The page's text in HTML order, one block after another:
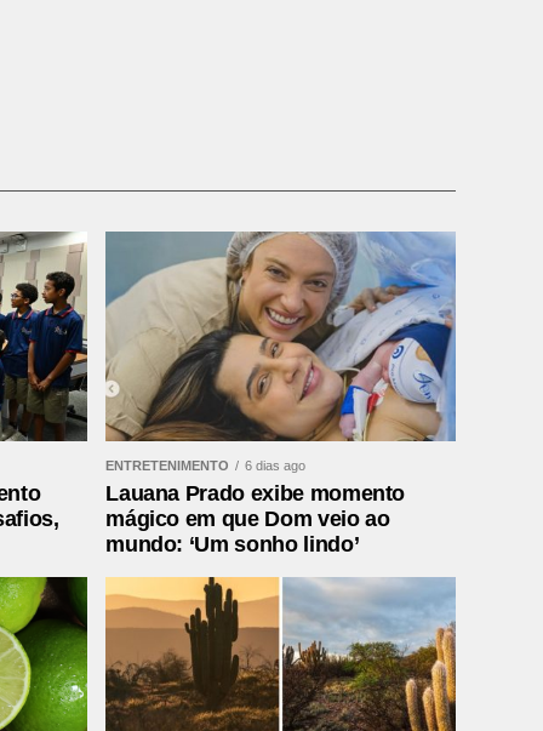
ENTRETENIMENTO 6 dias ago
Lauana Prado exibe momento
mágico em que Dom veio ao
mundo: ‘Um sonho lindo’